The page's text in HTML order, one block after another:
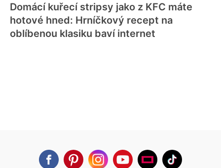
Domácí kuřecí stripsy jako z KFC máte
hotové hned: Hrníčkový recept na
oblíbenou klasiku baví internet